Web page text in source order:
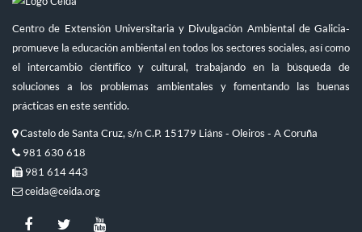
Centro de Extensión Universitaria y Divulgación Ambiental de Galicia-
promueve la educación ambiental en todos los sectores sociales, así como
el intercambio científico y cultural, trabajando en la búsqueda de
soluciones a los problemas ambientales y fomentando las buenas
prácticas en este sentido.
Castelo de Santa Cruz, s/n C.P. 15179 Liáns - Oleiros - A Coruña
981 630 618
981 614 443
ceida@ceida.org